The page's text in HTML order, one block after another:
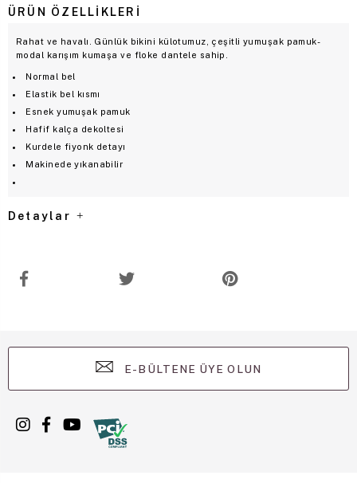
ÜRÜN ÖZELLIKLERI
Rahat ve havalı. Günlük bikini külotumuz, çeşitli yumuşak pamuk-
modal karışım kumaşa ve floke dantele sahip.
Normal bel
Elastik bel kısmı
Esnek yumuşak pamuk
Hafif kalça dekoltesi
Kurdele fiyonk detayı
Makinede yıkanabilir
Detaylar
E-BÜLTENE ÜYE OLUN